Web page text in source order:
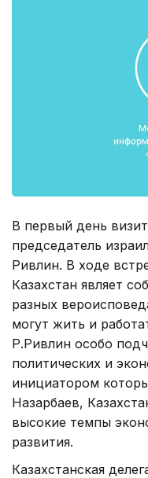
В первый день
председатель
Ривлин. В ходе
Казахстан являет
разных
могут жить и
Р.Ривлин особо
политических и
инициатором
Назарбаев,
высокие темпы
развития.
Казахстанская